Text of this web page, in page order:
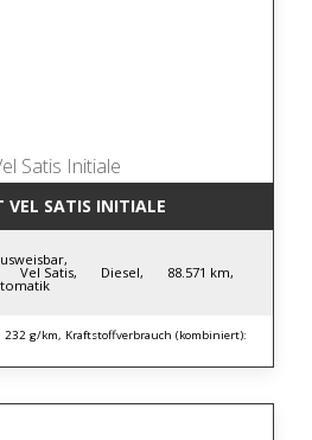
VEL SATIS INITIALE
Vel Satis, Diesel, 88.571 km,
232 g/km, Kraftstoffverbrauch (kombiniert):